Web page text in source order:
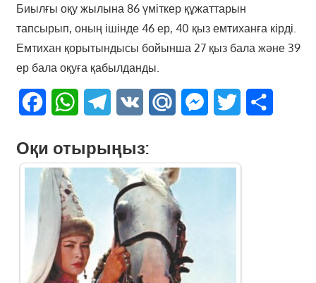
Биылғы оқу жылына 86 үміткер құжаттарын
тапсырып, оның ішінде 46 ер, 40 қыз емтиханға кірді.
Емтихан қорытындысы бойынша 27 қыз бала және 39
ер бала оқуға қабылданды.
FacebookWhatsAppTelegram
VK Mail.Ru Messenger
Twitter
Оқи отырыңыз: